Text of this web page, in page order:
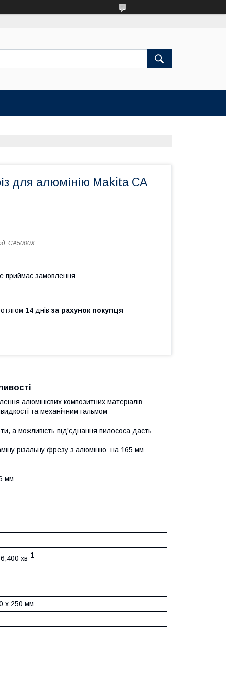
для алюмінію Makita CA
CA5000X
приймає замовлення
14 днів за рахунок покупця
алюмінієвих композитних матеріалів
та механічним гальмом
а можливість під'єднання пилососа дасть
різальну фрезу з алюмінію на 165 мм
мм
хв-1
x 250 мм